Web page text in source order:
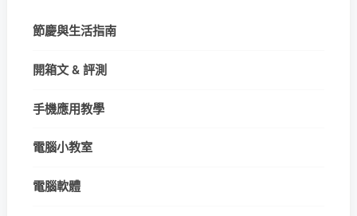
節慶與生活指南
開箱文 & 評測
手機應用教學
電腦小教室
電腦軟體